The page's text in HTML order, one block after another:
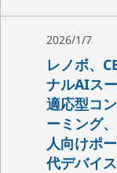
2026/1/7
レノボ、
ナルAIス
適応型コ
ーミング
人向けポ
代デバイ